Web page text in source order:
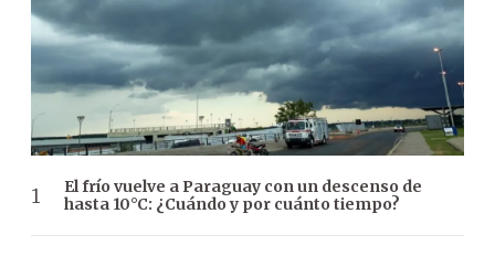
El frío vuelve a Paraguay con un descenso de
hasta 10°C: ¿Cuándo y por cuánto tiempo?